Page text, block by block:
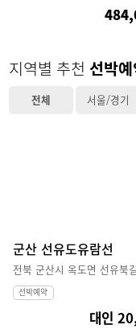
지역별 추천 선박
전체 서울/경기
군산 선유도유람선
전북 군산시 옥도면 선유북
선박예약
대인